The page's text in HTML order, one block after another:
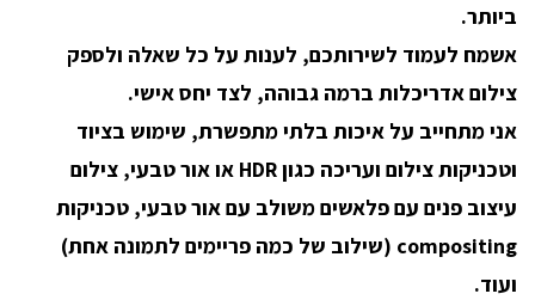
ביותר.
אשמח לעמוד לשירותכם, לענות על כל שאלה ולספק
צילום אדריכלות ברמה גבוהה, לצד יחס אישי.
אני מתחייב על איכות בלתי מתפשרת, שימוש בציוד
וטכניקות צילום ועריכה כגוןHDR או אור טבעי
, צילום
עיצוב פנים עם פלאשים משולב עם אור טבעי, טכניקות
compositing
(שילוב של כמה פריימים לתמונה אחת)
ועוד.